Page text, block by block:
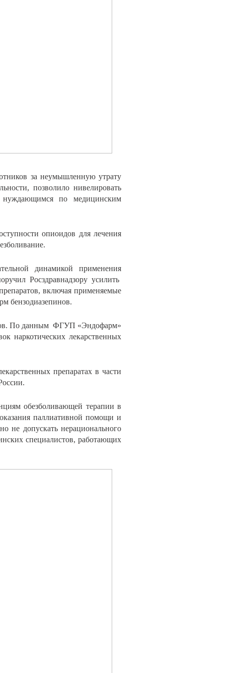
за неумышленную утрату
позволило нивелировать
нуждающимся по медицинским
опиоидов для лечения
динамикой применения
Росздравнадзору усилить
включая применяемые
бензодиазепинов.
По данным ФГУП «Эндофарм»
наркотических лекарственных
препаратах в части
обезболивающей терапии в
паллиативной помощи и
не допускать нерационального
специалистов, работающих